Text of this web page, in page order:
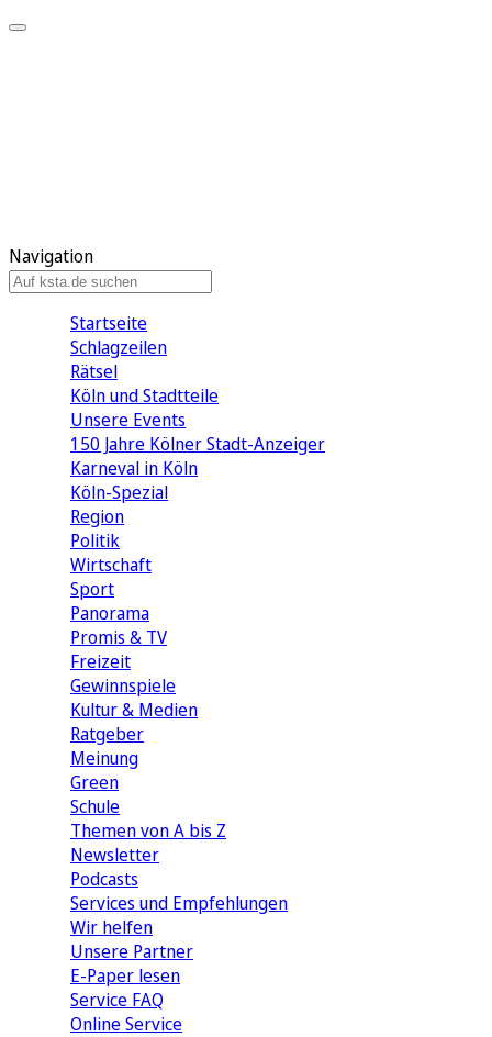
Navigation
Startseite
Schlagzeilen
Rätsel
Köln und Stadtteile
Unsere Events
150 Jahre Kölner Stadt-Anzeiger
Karneval in Köln
Köln-Spezial
Region
Politik
Wirtschaft
Sport
Panorama
Promis & TV
Freizeit
Gewinnspiele
Kultur & Medien
Ratgeber
Meinung
Green
Schule
Themen von A bis Z
Newsletter
Podcasts
Services und Empfehlungen
Wir helfen
Unsere Partner
E-Paper lesen
Service FAQ
Online Service